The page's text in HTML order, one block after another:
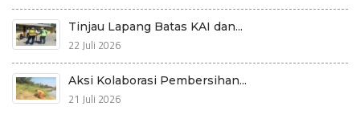
Tinjau Lapang Batas KAI dan...
22 Juli 2026
Aksi Kolaborasi Pembersihan...
21 Juli 2026